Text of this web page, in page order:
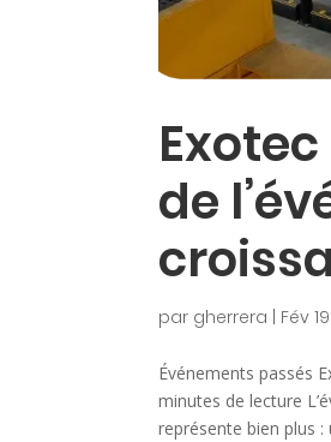
de
par gherrera Fév
Événements passés
minutes de lecture
représente bien plus :